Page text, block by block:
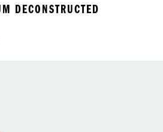
DECONSTRUCTED